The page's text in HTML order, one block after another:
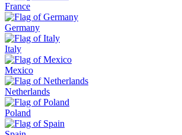
France
Germany
Italy
Mexico
Netherlands
Poland